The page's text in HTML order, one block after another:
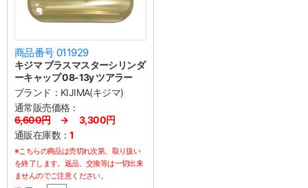
商品番号 011929
キジマ ブラスマスターシリンダ
ーキャップ 08-13y ツアラー
ブランド： KIJIMA(キジマ)
通常販売価格：
6,600円→ 3,300円
通販在庫数：1
※こちらの商品は売切れ次第、取り扱い
を終了します。返品、交換等は一切出来
ませんのでご注意ください。